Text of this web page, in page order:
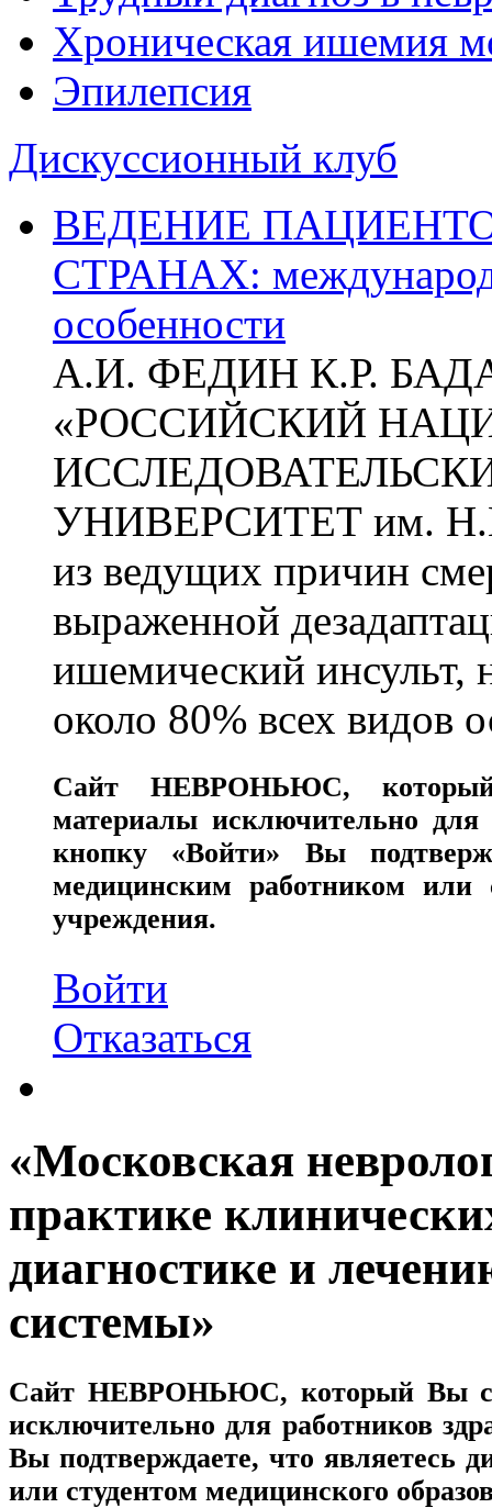
Хроническая ишемия
Эпилепсия
Дискуссионный клуб
ВЕДЕНИЕ
СТРАНАХ:
особенности
А.И. ФЕДИН К.Р.
«РОССИЙСКИЙ
УНИВЕРСИТЕТ им.
из ведущих причин
выраженной
ишемический инсульт,
около 80% всех видов
СайтНЕВРОНЬЮС,
материалы исключительно для
кнопку «Войти» Вы
медицинским работником или
учреждения.
Войти
Отказаться
«Московская
практике
диагностике и
системы»
Сайт НЕВРОНЬЮС, который Вы
исключительно для работников
Вы подтверждаете, что являетесь
или студентом медицинского